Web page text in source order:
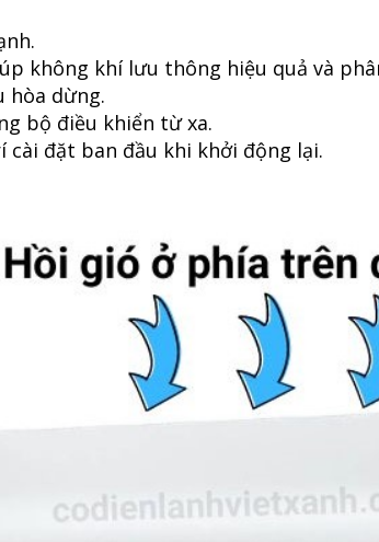
không khí lưu thông hiệu quả và
hòa dừng.
bộ điều khiển từ xa.
đặt ban đầu khi khởi động lại.